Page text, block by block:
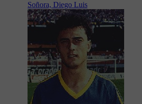
Soñora, Diego Luis